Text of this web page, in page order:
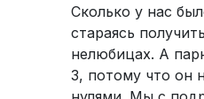
Сколько у нас
стараясь
нелюбицах. А
3, потому что он